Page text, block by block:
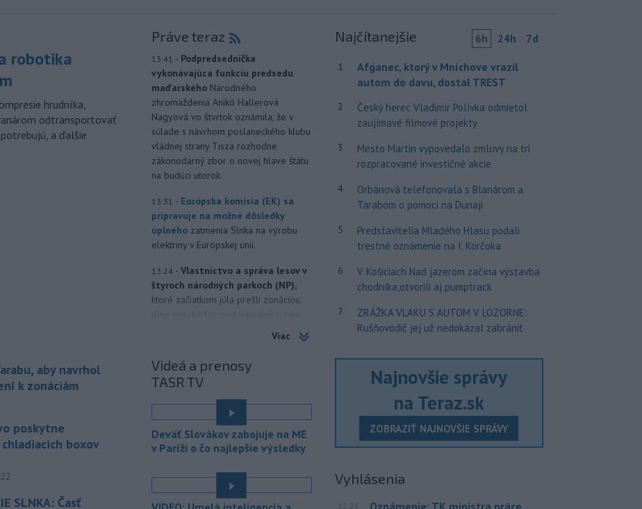
robotika
hrudníka,
odtransportovať
a ďalšie
aby navrhol
k zonáciám
poskytne
boxov
SLNKA: Časť
Práve teraz
13:41 - Podpredsedníčka
vykonávajúca funkciu predsedu
maďarského Národného
zhromaždenia Anikó Hallerová
Nagyová vo štvrtok oznámila, že v
súlade s návrhom poslaneckého klubu
vládnej strany Tisza rozhodne
zákonodarný zbor o novej hlave štátu
na budúci utorok.
13:31 - Európska komisia (EK) sa
pripravuje na možné dôsledky
úplného zatmenia Slnka na výrobu
elektriny v Európskej únii.
13:24 - Vlastníctvo a správa lesov v
štyroch národných parkoch (NP),
ktoré začiatkom júla prešli zonáciou,
lesnými požiarmina západnom
Balkáne, kde v týchto dňoch horúčavy
dosahujú až 40 stupňov Celzia.
- Nemecký súd vo štvrtok
udelil doživotný trest Afgancovi,
ktorý minulý rok autom vrazil do davu
dievča a jej 37-ročnú matku.
Viac
Videá a prenosy
TASR TV
Deväť Slovákov zabojuje na ME
v Paríži o čo najlepšie výsledky
Najčítanejšie 6h 24h 7d
1
Afganec, ktorý v Mníchove vrazil
autom do davu, dostal TREST
2
Český herec Vladimír Polívka odmietol
zaujímavé filmové projekty
3
Mesto Martin vypovedalo zmluvy na tri
rozpracované investičné akcie
4
Orbánová telefonovala s Blanárom a
Tarabom o pomoci na Dunaji
5
Predstavitelia Mladého Hlasu podali
trestné oznámenie na I. Korčoka
6
V Košiciach Nad jazerom začína výstavba
chodníka,otvorili aj pumptrack
7
ZRÁŽKA VLAKU S AUTOM V LOZORNE:
Rušňovodič jej už nedokázal zabrániť
Najnovšie správy
na Teraz.sk
ZOBRAZIŤ NAJNOVŠIE SPRÁVY
Vyhlásenia
12:26
Oznámenie: TK ministra práce,